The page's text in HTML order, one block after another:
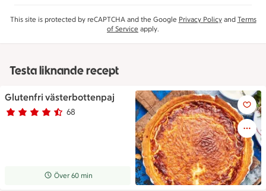
This site is protected by reCAPTCHA and the Google Privacy Policyand Terms
of Service apply.
Testa liknande recept
Glutenfri västerbottenpaj
Betyg 4.1 av 5. 68
68 personer har röstat
Receptet tar Över 60 min att tillaga
Över 60 min
Glutenfri västerbottenpaj